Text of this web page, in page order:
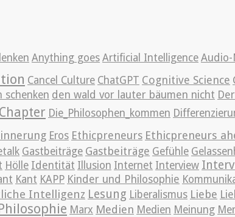
Anything goes Artificial Intelligence
Cancel Culture ChatGPT Cognitive Science
schenken den wald vor lauter bäumen nicht
Die_Philosophen_kommen
Eros Ethicpreneurs Ethicpreneurs
Gastbeiträge Gastbeiträge Gefühle
Hölle Identität Illusion Internet Interview
Kant KAPP Kinder und Philosophie
Intelligenz Lesung Liberalismus Liebe
Marx Medien Medien Meinung